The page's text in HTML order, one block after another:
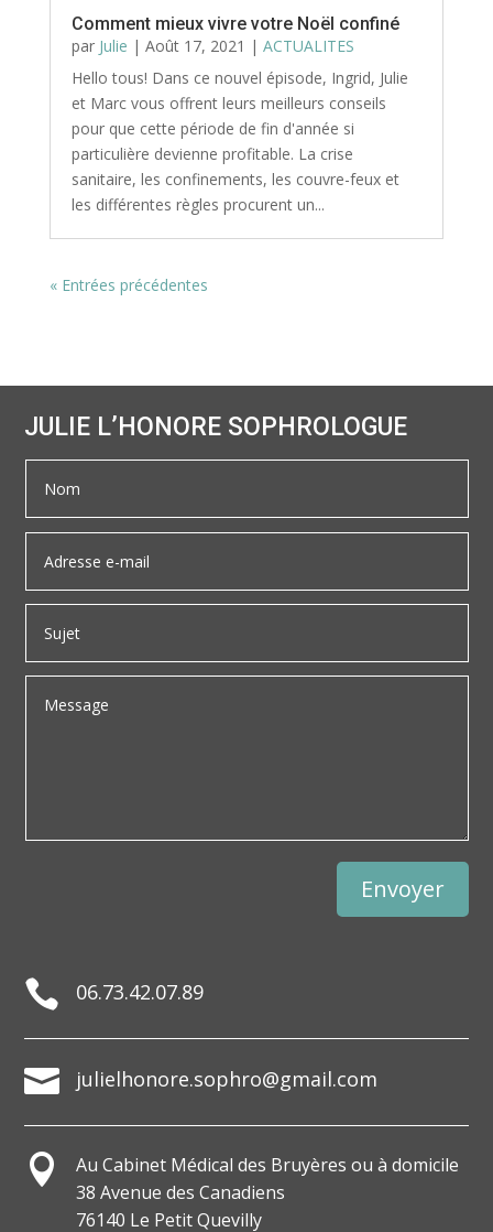
Comment mieux vivre votre Noël confiné
par Julie | Août 17, 2021 | ACTUALITES
Hello tous! Dans ce nouvel épisode, Ingrid, Julie
et Marc vous offrent leurs meilleurs conseils
pour que cette période de fin d'année si
particulière devienne profitable. La crise
sanitaire, les confinements, les couvre-feux et
les différentes règles procurent un...
« Entrées précédentes
JULIE L’HONORE SOPHROLOGUE
Envoyer
 06.73.42.07.89
 julielhonore.sophro@gmail.com

Au Cabinet Médical des Bruyères ou à domicile
38 Avenue des Canadiens
76140 Le Petit Quevilly